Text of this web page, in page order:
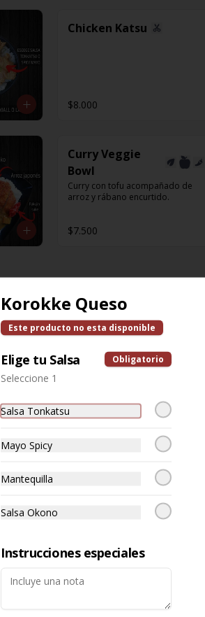
Chicken Katsu
$8.000
Curry Veggie
Bowl
Curry con tofu acompañado de
arroz y rábano encurtido.
$7.500
Cambio por GLUTEN
$2.000
Extra Sopa
Korokke Queso
Este producto no esta disponible
Elige tu Salsa Obligatorio
Seleccione 1
Salsa Tonkatsu
Mayo Spicy
Mantequilla
Salsa Okono
Instrucciones especiales